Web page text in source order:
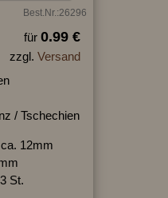
Best.Nr.:26296
für 0.99 €
zzgl. Versand
/ Tschechien
12mm
St.